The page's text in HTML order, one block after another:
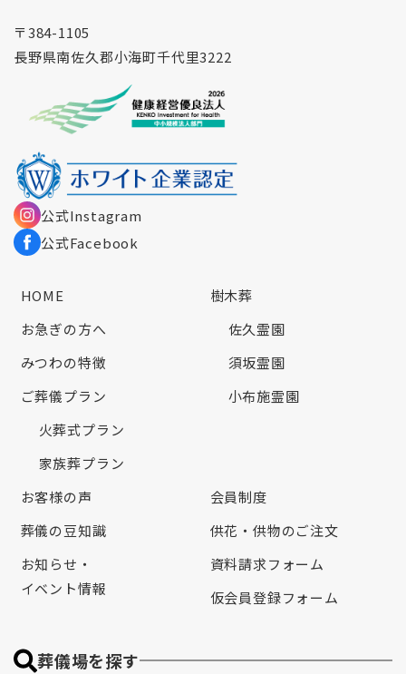
〒384-1105
長野県南佐久郡小海町千代里3222
公式Instagram
公式Facebook
HOME
お急ぎの方へ
みつわの特徴
ご葬儀プラン
火葬式プラン
家族葬プラン
樹木葬
佐久霊園
須坂霊園
小布施霊園
お客様の声
葬儀の豆知識
お知らせ・
イベント情報
会員制度
供花・供物のご注文
資料請求フォーム
仮会員登録フォーム
葬儀場を探す